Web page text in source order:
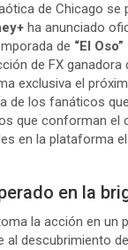
de Chicago se
ha anunciado
de “El
de FX ganadora
exclusiva el
de los fanáticos
que conforman el
en la plataforma
en la
la acción en un
al descubrimiento